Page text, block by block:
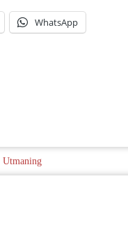
WhatsApp
Utmaning